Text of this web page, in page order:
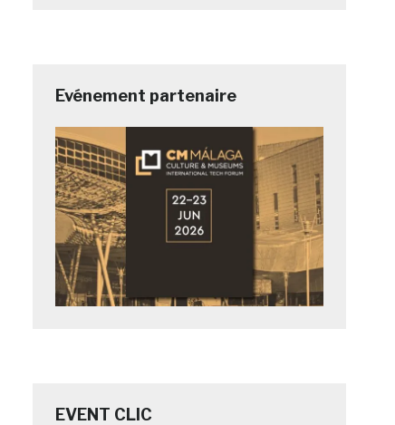
Evénement partenaire
EVENT CLIC